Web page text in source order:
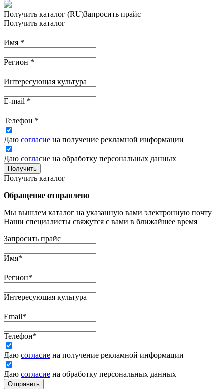
Получить каталог (RU)Запросить прайс
Получить каталог
Имя *
Регион *
Интересующая культура
E-mail *
Телефон *
Даю согласие на получение рекламной информации
Даю согласие на обработку персональных данных
Получить
Получить каталог
Обращение отправлено
Мы вышлем каталог на указанную вами электронную почту
Наши специалисты свяжутся с вами в ближайшее время
Запросить прайс
Имя*
Регион*
Интересующая культура
Email*
Телефон*
Даю согласие на получение рекламной информации
Даю согласие на обработку персональных данных
Отправить